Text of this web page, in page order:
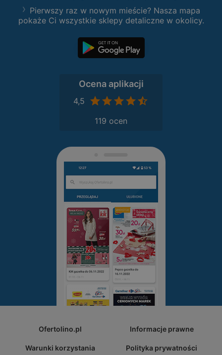
Pierwszy raz w nowym mieście? Nasza mapa
pokaże Ci wszystkie sklepy detaliczne w okolicy.
Ocena aplikacji
4,5
119 ocen
Ofertolino.pl Informacje prawne
Warunki korzystania Polityka prywatności